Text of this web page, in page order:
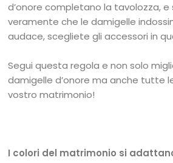
d’onore completano la tavolozza, e
veramente che le damigelle
audace, scegliete gli accessori in
Segui questa regola e non solo
damigelle d’onore ma anche tutte
vostro matrimonio!
I colori del matrimonio si